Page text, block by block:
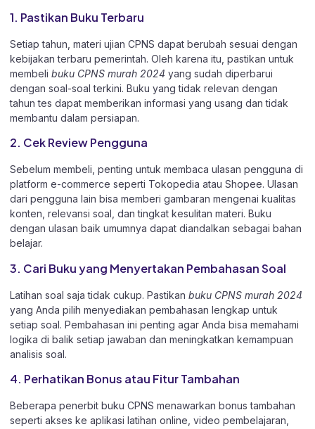
1. Pastikan Buku Terbaru
Setiap tahun, materi ujian CPNS dapat berubah sesuai dengan
kebijakan terbaru pemerintah. Oleh karena itu, pastikan untuk
membeli buku CPNS murah 2024 yang sudah diperbarui
dengan soal-soal terkini. Buku yang tidak relevan dengan
tahun tes dapat memberikan informasi yang usang dan tidak
membantu dalam persiapan.
2. Cek Review Pengguna
Sebelum membeli, penting untuk membaca ulasan pengguna di
platform e-commerce seperti Tokopedia atau Shopee. Ulasan
dari pengguna lain bisa memberi gambaran mengenai kualitas
konten, relevansi soal, dan tingkat kesulitan materi. Buku
dengan ulasan baik umumnya dapat diandalkan sebagai bahan
belajar.
3. Cari Buku yang Menyertakan Pembahasan Soal
Latihan soal saja tidak cukup. Pastikan buku CPNS murah 2024
yang Anda pilih menyediakan pembahasan lengkap untuk
setiap soal. Pembahasan ini penting agar Anda bisa memahami
logika di balik setiap jawaban dan meningkatkan kemampuan
analisis soal.
4. Perhatikan Bonus atau Fitur Tambahan
Beberapa penerbit buku CPNS menawarkan bonus tambahan
seperti akses ke aplikasi latihan online, video pembelajaran,